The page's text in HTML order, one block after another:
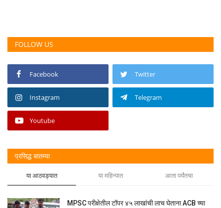
FOLLOW US
Facebook Twitter
Instagram Telegram
Youtube
प्रसिद्ध बातम्या
या आठवड्यात या महिन्यात आता पर्यंतचा
MPSC परीक्षेतील टॉपर ४५ लाखांची लाच घेताना ACB च्या